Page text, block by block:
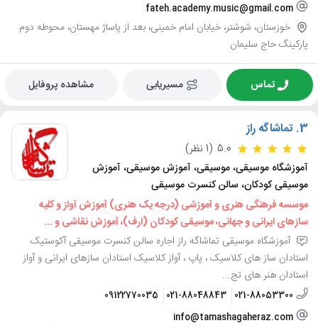
fateh.academy.music@gmail.com
خوزستان، شوشتر، خیابان امام خمینی، بعد از پاساژ مهستان، محوطه دوم
پارکینگ حاج سلیمان
تماس مسیریابی مشاهده پروفایل
3. تماشاگه راز
5.0 (1 نظر)
آموزشگاه موسیقی، موسیقی، آموزش موسیقی، آموزش
موسیقی کودکان، سالن کنسرت موسیقی
موسسه فرهنگی هنری و آموزشی (درجه یک هنری) آموزش آواز و کلیه
سازهای ایرانی و جهانی، موسیقی کودکان (ارف)، آموزش نقاشی و ...
آموزشگاه موسیقی تماشاگه راز اجاره سالن کنسرت موسیقی آکوستیک
استادان ساز های کلاسیک ، پاپ ، آواز کلاسیک استادان سازهای ایرانی و آواز
استادان هنر های تج...
021-88053300
021-88048843
09122770035
info@tamashagaheraz.com